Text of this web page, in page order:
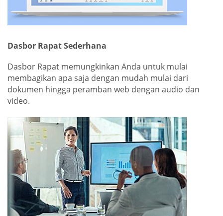
Dasbor Rapat Sederhana
Dasbor Rapat memungkinkan Anda untuk mulai
membagikan apa saja dengan mudah mulai dari
dokumen hingga peramban web dengan audio dan
video.